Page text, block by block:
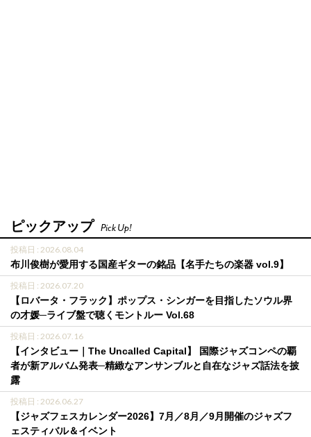
ピックアップ Pick Up!
投稿日 : 2026.08.04
布川俊樹が愛用する国産ギターの銘品【名手たちの楽器 vol.9】
投稿日 : 2026.07.20
【ロバータ・フラック】ポップス・シンガーを目指したソウル界
の才媛─ライブ盤で聴くモントルー Vol.68
投稿日 : 2026.07.16
【インタビュー｜The Uncalled Capital】 国際ジャズコンペの覇
者が新アルバム発表─精緻なアンサンブルと自在なジャズ話法を披
露
投稿日 : 2026.06.27
【ジャズフェスカレンダー2026】7月／8月／9月開催のジャズフ
ェスティバル＆イベント